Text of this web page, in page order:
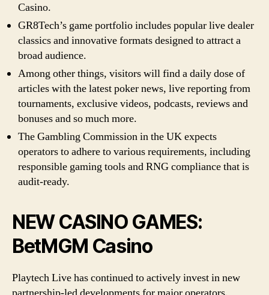
Casino.
GR8Tech’s game portfolio includes popular live dealer
classics and innovative formats designed to attract a
broad audience.
Among other things, visitors will find a daily dose of
articles with the latest poker news, live reporting from
tournaments, exclusive videos, podcasts, reviews and
bonuses and so much more.
The Gambling Commission in the UK expects
operators to adhere to various requirements, including
responsible gaming tools and RNG compliance that is
audit-ready.
NEW CASINO GAMES:
BetMGM Casino
Playtech Live has continued to actively invest in new